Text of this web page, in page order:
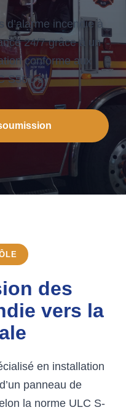
d’alarme incendie à
24/7 grâce à un
conforme aux
S561-3.
des
vers la
en installation
panneau de
la norme ULC S-